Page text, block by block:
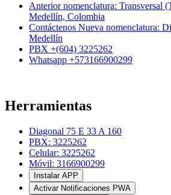
Anterior nomenclatura: Transversal
Medellín, Colombia
Contáctenos Nueva nomenclatura:
Medellín
PBX +(604) 3225262
Whatsapp +573166900299
Herramientas
Diagonal 75 E 33 A 160
PBX: 3225262
Celular: 3225262
Móvil: 3166900299
Instalar APP
Activar Notificaciones PWA